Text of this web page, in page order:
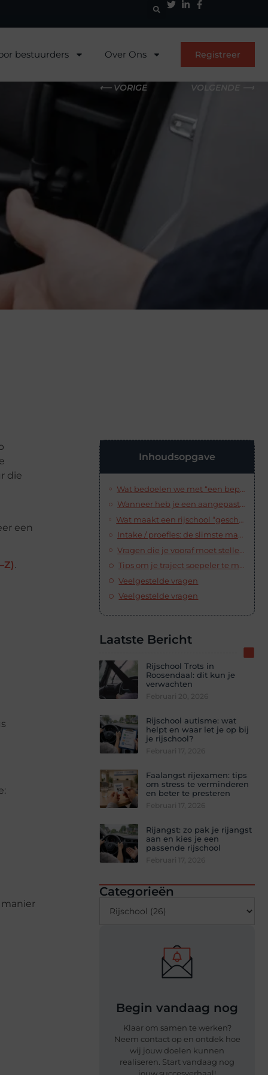
bestuurders Over Ons Registreer
⟵ VORIGE VOLGENDE ⟶
die
een
.
Inhoudsopgave
Veelgestelde vragen
Veelgestelde vragen
Laatste Bericht
Rijschool Trots in
Roosendaal: dit kun je
verwachten
Rijschool autisme: wat
helpt en waar let je op bij
je rijschool?
Faalangst rijexamen: tips
om stress te verminderen
en beter te presteren
Rijangst: zo pak je rijangst
aan en kies je een
passende rijschool
Categorieën
Begin vandaag nog
Klaar om samen te werken?
Neem contact op en ontdek hoe
wij jouw doelen kunnen
realiseren. Start vandaag nog